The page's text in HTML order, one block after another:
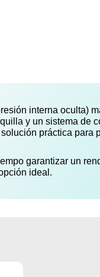
interna oculta)
y un sistema de
práctica para
garantizar un
ideal.